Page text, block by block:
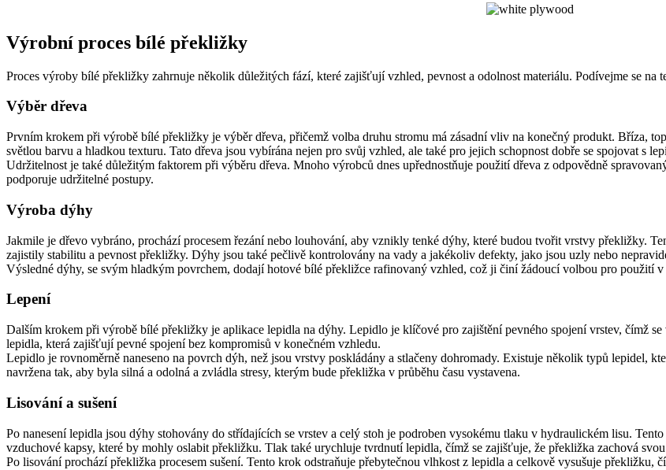
Výrobní proces bílé překližky
Proces výroby bílé překližky zahrnuje několik důležitých fází, které zajišťují vzhled, pevnost a odolnost materiálu. Podívejme se na
Výběr dřeva
Prvním krokem při výrobě bílé překližky je výběr dřeva, přičemž volba druhu stromu má zásadní vliv na konečný produkt. Bříza,
světlou barvu a hladkou texturu. Tato dřeva jsou vybírána nejen pro svůj vzhled, ale také pro jejich schopnost dobře se spojovat s
Udržitelnost je také důležitým faktorem při výběru dřeva. Mnoho výrobců dnes upřednostňuje použití dřeva z odpovědně
podporuje udržitelné postupy.
Výroba dýhy
Jakmile je dřevo vybráno, prochází procesem řezání nebo louhování, aby vznikly tenké dýhy, které budou tvořit vrstvy překližky.
zajistily stabilitu a pevnost překližky. Dýhy jsou také pečlivě kontrolovány na vady a jakékoliv defekty, jako jsou uzly nebo
Výsledné dýhy, se svým hladkým povrchem, dodají hotové bílé překližce rafinovaný vzhled, což ji činí žádoucí volbou pro použití
Lepení
Dalším krokem při výrobě bílé překližky je aplikace lepidla na dýhy. Lepidlo je klíčové pro zajištění pevného spojení vrstev, čímž
lepidla, která zajišťují pevné spojení bez kompromisů v konečném vzhledu.
Lepidlo je rovnoměrně naneseno na povrch dýh, než jsou vrstvy poskládány a stlačeny dohromady. Existuje několik typů lepidel,
navržena tak, aby byla silná a odolná a zvládla stresy, kterým bude překližka v průběhu času vystavena.
Lisování a sušení
Po nanesení lepidla jsou dýhy stohovány do střídajících se vrstev a celý stoh je podroben vysokému tlaku v hydraulickém lisu.
vzduchové kapsy, které by mohly oslabit překližku. Tlak také urychluje tvrdnutí lepidla, čímž se zajišťuje, že překližka zachová
Po lisování prochází překližka procesem sušení. Tento krok odstraňuje přebytečnou vlhkost z lepidla a celkově vysušuje překližku,